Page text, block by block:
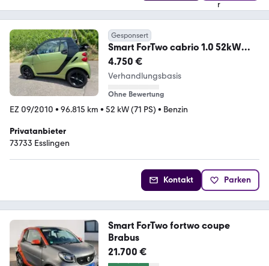
Gesponsert
Smart ForTwo cabrio 1.0 52kW
mhd passion passion
4.750 €
Verhandlungsbasis
Ohne Bewertung
EZ 09/2010 • 96.815 km • 52 kW (71 PS) • Benzin
Privatanbieter
73733 Esslingen
Kontakt Parken
Smart ForTwo fortwo coupe
Brabus
21.700 €